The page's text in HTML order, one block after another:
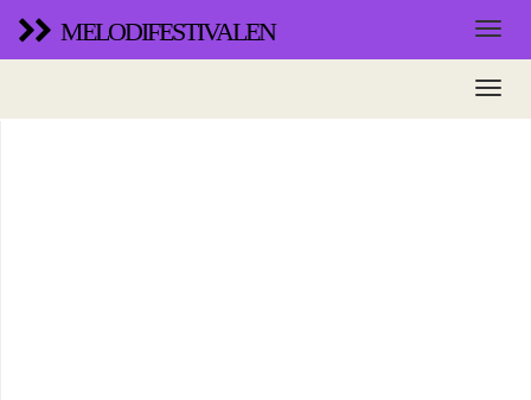
MELODIFESTIVALEN